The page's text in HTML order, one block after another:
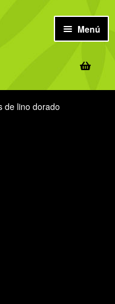
Menú
de lino dorado